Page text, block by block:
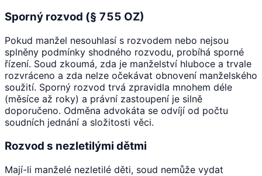
Sporný rozvod (§ 755 OZ)
Pokud manžel nesouhlasí s rozvodem nebo nejsou
splněny podmínky shodného rozvodu, probíhá sporné
řízení. Soud zkoumá, zda je manželství hluboce a trvale
rozvráceno a zda nelze očekávat obnovení manželského
soužití. Sporný rozvod trvá zpravidla mnohem déle
(měsíce až roky) a právní zastoupení je silně
doporučeno. Odměna advokáta se odvíjí od počtu
soudních jednání a složitosti věci.
Rozvod s nezletilými dětmi
Mají-li manželé nezletilé děti, soud nemůže vydat